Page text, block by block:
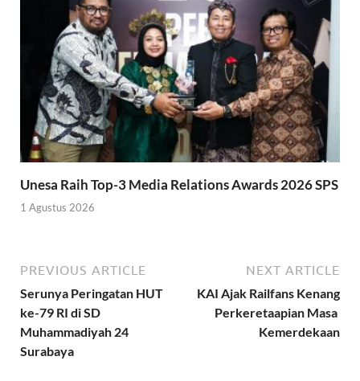
Unesa Raih Top-3 Media Relations Awards 2026 SPS
1 Agustus 2026
PREVIOUS ARTICLE
Serunya Peringatan HUT
ke-79 RI di SD
Muhammadiyah 24
Surabaya
NEXT ARTICLE
KAI Ajak Railfans Kenang
Perkeretaapian Masa
Kemerdekaan